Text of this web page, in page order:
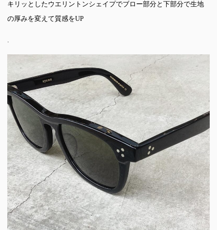
キリッとしたウエリントンシェイプでブロー部分と下部分で生地
の厚みを変えて質感をUP
.